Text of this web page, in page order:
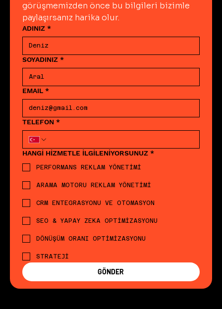
görüşmemizden önce bu bilgileri bizimle
paylaşırsanız harika olur.
ADINIZ *
SOYADINIZ *
EMAIL *
TELEFON *
HANGİ HİZMETLE İLGİLENİYORSUNUZ *
PERFORMANS REKLAM YÖNETİMİ
ARAMA MOTORU REKLAM YÖNETİMİ
CRM ENTEGRASYONU VE OTOMASYON
SEO & YAPAY ZEKA OPTİMİZASYONU
DÖNÜŞÜM ORANI OPTİMİZASYONU
STRATEJİ
GÖNDER